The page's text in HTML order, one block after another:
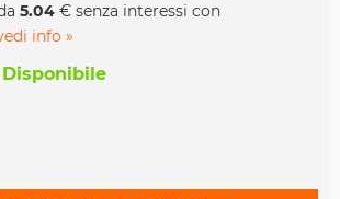
5.04 € senza interessi con
info »
Disponibile